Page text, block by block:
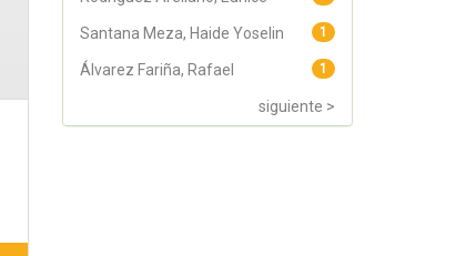
1
Santana Meza, Haide Yoselin
1
Álvarez Fariña, Rafael
siguiente >